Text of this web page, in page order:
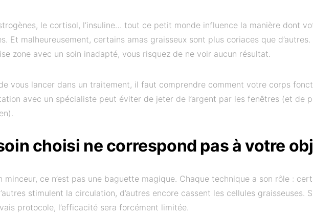
le cortisol, l’insuline… tout ce petit monde influence la manière dont
Et malheureusement, certains amas graisseux sont plus coriaces que
zone avec un soin inadapté, vous risquez de ne voir aucun résultat.
vous lancer dans un traitement, il faut comprendre comment votre corps
avec un spécialiste peut éviter de jeter de l’argent par les fenêtres (et de
choisi ne correspond pas à votre
minceur, ce n’est pas une baguette magique. Chaque technique a son rôle :
stimulent la circulation, d’autres encore cassent les cellules graisseuses.
protocole, l’efficacité sera forcément limitée.